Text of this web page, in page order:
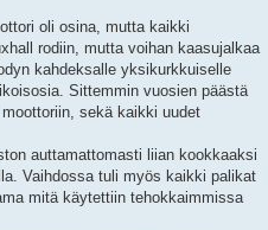
oli osina, mutta kaikki
rodiin, mutta voihan kaasujalkaa
kahdeksalle yksikurkkuiselle
Sittemmin vuosien päästä
sekä kaikki uudet
auttamattomasti liian kookkaaksi
Vaihdossa tuli myös kaikki palikat
mitä käytettiin tehokkaimmissa